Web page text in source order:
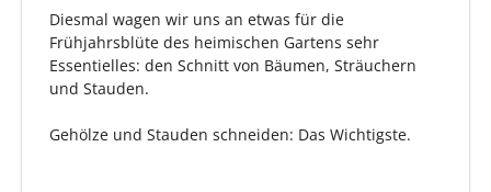
Diesmal wagen wir uns an etwas für die
Frühjahrsblüte des heimischen Gartens sehr
Essentielles: den Schnitt von Bäumen, Sträuchern
und Stauden.
Gehölze und Stauden schneiden: Das Wichtigste.